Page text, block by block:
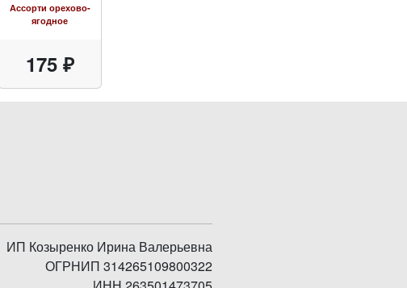
Ассорти орехово-
ягодное
175 ₽
ИП Козыренко Ирина Валерьевна
ОГРНИП 314265109800322